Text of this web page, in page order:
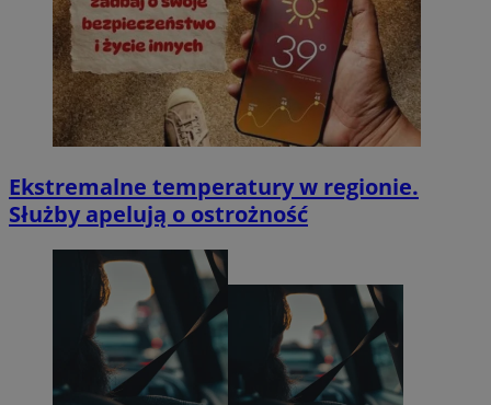
Ekstremalne temperatury w regionie.
Służby apelują o ostrożność